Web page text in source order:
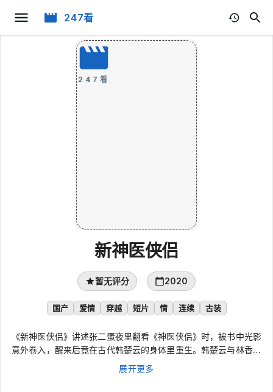
247看
247看
新神医侠侣
暂无评分 2020
国产 爱情 穿越 短片 情 连续 古装
《新神医侠侣》讲述张二蛋夜里翻看《神医侠侣》时，被书中光影
意外卷入，醒来后竟在古代韩楚云的身体里重生。韩楚云与林香儿
素有“神医侠侣”之名，却卷入李家纷争。早已穿越而来的白少锋觊
觎李家财产和李云儿，屡次阻挠韩楚云为李老治病，并设毒计加
展开更多